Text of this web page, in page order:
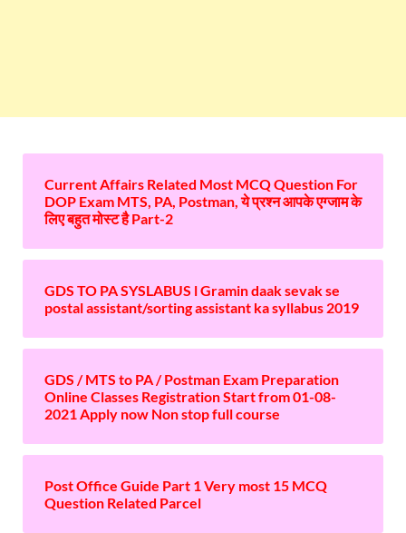
Current Affairs Related Most MCQ Question For
DOP Exam MTS, PA, Postman, ये प्रश्न आपके एग्जाम के
लिए बहुत मोस्ट है Part-2
GDS TO PA SYSLABUS l Gramin daak sevak se
postal assistant/sorting assistant ka syllabus 2019
GDS / MTS to PA / Postman Exam Preparation
Online Classes Registration Start from 01-08-
2021 Apply now Non stop full course
Post Office Guide Part 1 Very most 15 MCQ
Question Related Parcel